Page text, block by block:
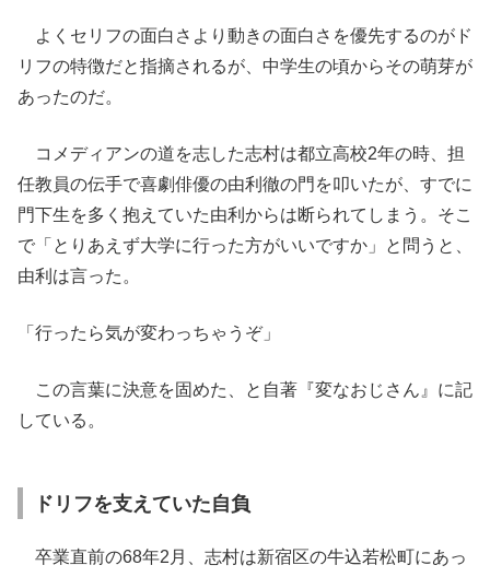
よくセリフの面白さより動きの面白さを優先するのがド
リフの特徴だと指摘されるが、中学生の頃からその萌芽が
あったのだ。
コメディアンの道を志した志村は都立高校2年の時、担
任教員の伝手で喜劇俳優の由利徹の門を叩いたが、すでに
門下生を多く抱えていた由利からは断られてしまう。そこ
で「とりあえず大学に行った方がいいですか」と問うと、
由利は言った。
「行ったら気が変わっちゃうぞ」
この言葉に決意を固めた、と自著『変なおじさん』に記
している。
ドリフを支えていた自負
卒業直前の68年2月、志村は新宿区の牛込若松町にあっ